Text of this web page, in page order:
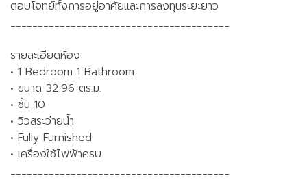
ตอบโจทย์ทั้งการอยู่อาศัยและการลงทุนระยะยาว
________________________________________
รายละเอียดห้อง
• 1 Bedroom 1 Bathroom
• ขนาด 32.96 ตร.ม.
• ชั้น 10
• วิวสระว่ายน้ำ
• Fully Furnished
• เครื่องใช้ไฟฟ้าครบ
________________________________________